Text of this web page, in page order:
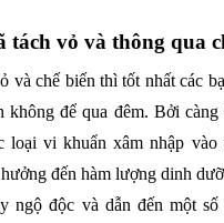
tách vỏ và thông qua
và chế biến thì tốt nhất các
không để qua đêm. Bởi càng
loại vi khuẩn xâm nhập vào
đến hàm lượng dinh
ngộ độc và dẫn đến một